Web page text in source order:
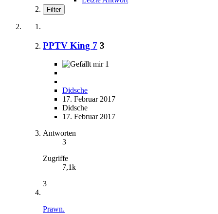
Filter
PPTV King 7 3
1
Didsche
17. Februar 2017
Didsche
17. Februar 2017
Antworten
3
Zugriffe
7,1k
3
Prawn.